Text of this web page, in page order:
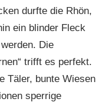
durfte die Rhön,
ein blinder Fleck
Die
trifft es perfekt.
Täler, bunte Wiesen
sperrige